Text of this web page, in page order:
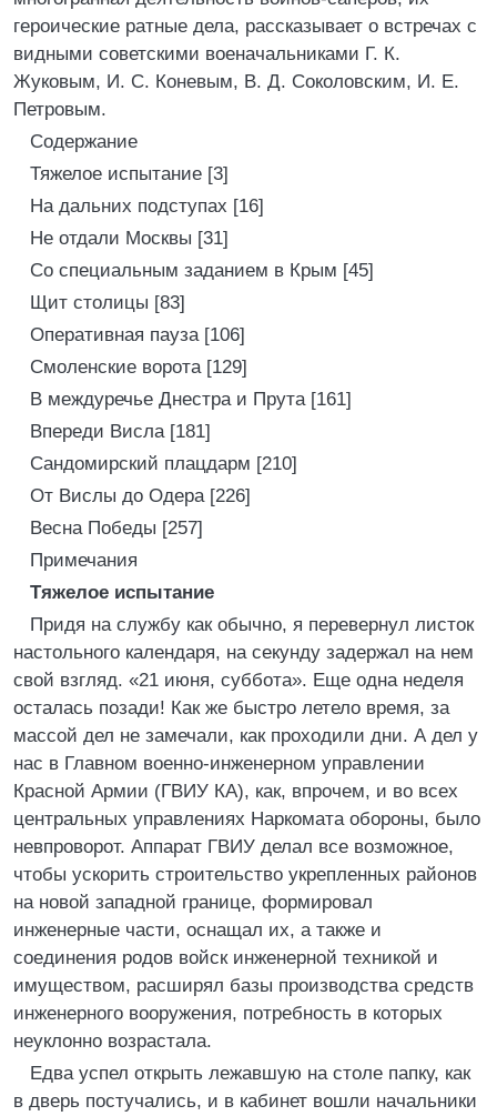
героические ратные дела, рассказывает о встречах с
видными советскими военачальниками Г. К.
Жуковым, И. С. Коневым, В. Д. Соколовским, И. Е.
Петровым.
Содержание
Тяжелое испытание [3]
На дальних подступах [16]
Не отдали Москвы [31]
Со специальным заданием в Крым [45]
Щит столицы [83]
Оперативная пауза [106]
Смоленские ворота [129]
В междуречье Днестра и Прута [161]
Впереди Висла [181]
Сандомирский плацдарм [210]
От Вислы до Одера [226]
Весна Победы [257]
Примечания
Тяжелое испытание
Придя на службу как обычно, я перевернул листок
настольного календаря, на секунду задержал на нем
свой взгляд. «21 июня, суббота». Еще одна неделя
осталась позади! Как же быстро летело время, за
массой дел не замечали, как проходили дни. А дел у
нас в Главном военно-инженерном управлении
Красной Армии (ГВИУ КА), как, впрочем, и во всех
центральных управлениях Наркомата обороны, было
невпроворот. Аппарат ГВИУ делал все возможное,
чтобы ускорить строительство укрепленных районов
на новой западной границе, формировал
инженерные части, оснащал их, а также и
соединения родов войск инженерной техникой и
имуществом, расширял базы производства средств
инженерного вооружения, потребность в которых
неуклонно возрастала.
Едва успел открыть лежавшую на столе папку, как
в дверь постучались, и в кабинет вошли начальники